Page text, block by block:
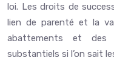
loi. Les droits de
lien de parenté et la
abattements et des
substantiels si l’on sait